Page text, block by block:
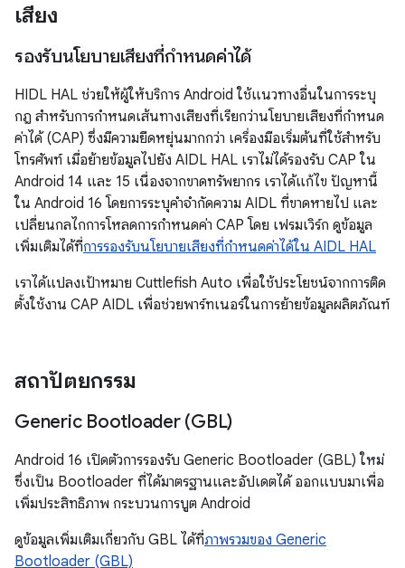
เสียง
รองรับนโยบายเสียงที่กำหนดค่าได้
HIDL HAL ช่วยให้ผู้ให้บริการ Android ใช้แนวทางอื่นในการระบุ
กฎ สำหรับการกำหนดเส้นทางเสียงที่เรียกว่านโยบายเสียงที่กำหนด
ค่าได้ (CAP) ซึ่งมีความยืดหยุ่นมากกว่า เครื่องมือเริ่มต้นที่ใช้สำหรับ
โทรศัพท์ เมื่อย้ายข้อมูลไปยัง AIDL HAL เราไม่ได้รองรับ CAP ใน
Android 14 และ 15 เนื่องจากขาดทรัพยากร เราได้แก้ไข ปัญหานี้
ใน Android 16 โดยการระบุคำจำกัดความ AIDL ที่ขาดหายไป และ
เปลี่ยนกลไกการโหลดการกำหนดค่า CAP โดย เฟรมเวิร์ก ดูข้อมูล
เพิ่มเติมได้ที่การรองรับนโยบายเสียงที่กำหนดค่าได้ใน AIDL HAL
เราได้แปลงเป้าหมาย Cuttlefish Auto เพื่อใช้ประโยชน์จากการติด
ตั้งใช้งาน CAP AIDL เพื่อช่วยพาร์ทเนอร์ในการย้ายข้อมูลผลิตภัณฑ์
สถาปัตยกรรม
Generic Bootloader (GBL)
Android 16 เปิดตัวการรองรับ Generic Bootloader (GBL) ใหม่
ซึ่งเป็น Bootloader ที่ได้มาตรฐานและอัปเดตได้ ออกแบบมาเพื่อ
เพิ่มประสิทธิภาพ กระบวนการบูต Android
ดูข้อมูลเพิ่มเติมเกี่ยวกับ GBL ได้ที่ภาพรวมของ Generic
Bootloader (GBL)